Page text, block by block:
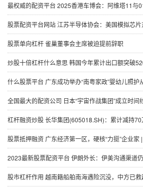
最权威的配资平台 2025香港车博会：阿维塔11与
股票配资平台网站 江苏半导体协会：美国模拟芯片对
股票单向杠杆 雀巢董事会主席被迫提前辞职
炒股十倍杠杆什么意思 韩国今年累计出口额突破5200亿
什么股票平台 广东成功举办“南粤家政”婴幼儿照护
全国最大的配资公司 日本“宇宙作战集团”成立时间线曝光，
杠杆融资炒股 长华集团(605018.SH)：累计减持
股票抵押融资 广东经济第一区，硬核“力挺”企业家
2023最新股票配资平台 伊朗外长：伊美沟通渠道
股市杠杆作用 越南籍船舶南海遇险沉没，中方已